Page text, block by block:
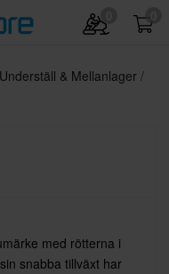
Underställ & Mellanlager
med rötterna i
snabba tillväxt har